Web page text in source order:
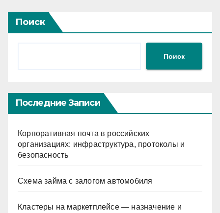
Поиск
Поиск
Последние Записи
Корпоративная почта в российских
организациях: инфраструктура, протоколы и
безопасность
Схема займа с залогом автомобиля
Кластеры на маркетплейсе — назначение и